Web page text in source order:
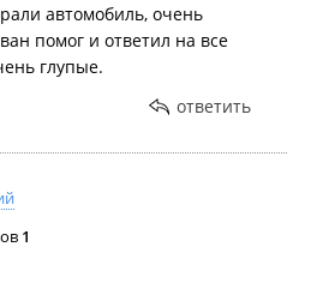
надежного специалиста в
Спасибо за отличную
автомобиль, очень
помог и ответил на все
глупые.
ответить
1